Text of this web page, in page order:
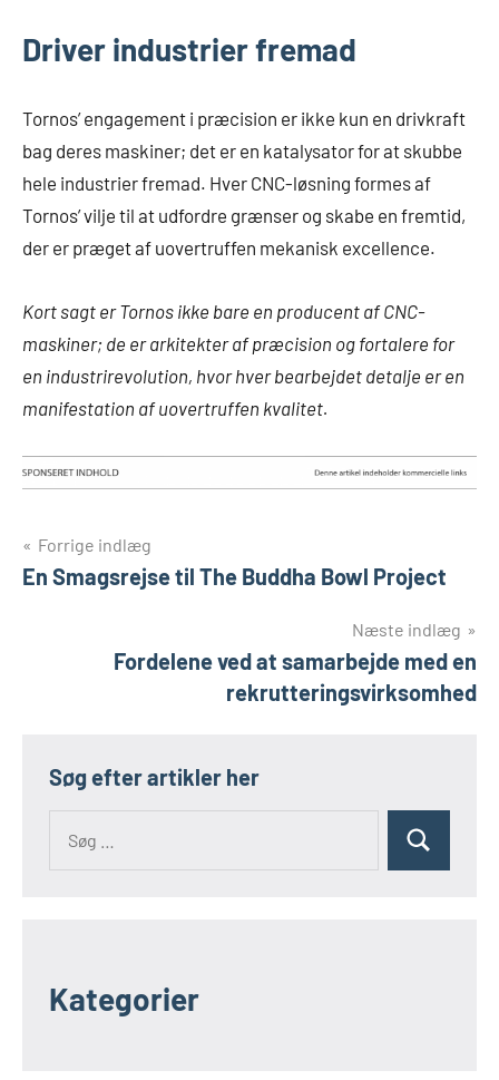
Driver industrier fremad
Tornos’ engagement i præcision er ikke kun en drivkraft
bag deres maskiner; det er en katalysator for at skubbe
hele industrier fremad. Hver CNC-løsning formes af
Tornos’ vilje til at udfordre grænser og skabe en fremtid,
der er præget af uovertruffen mekanisk excellence.
Kort sagt er Tornos ikke bare en producent af CNC-
maskiner; de er arkitekter af præcision og fortalere for
en industrirevolution, hvor hver bearbejdet detalje er en
manifestation af uovertruffen kvalitet.
Indlægsnavigation
Forrige indlæg
En Smagsrejse til The Buddha Bowl Project
Næste indlæg
Fordelene ved at samarbejde med en
rekrutteringsvirksomhed
Søg efter artikler her
Kategorier